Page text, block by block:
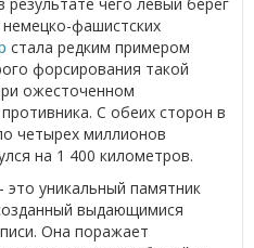
фашистских
стала редким примером
форсирования такой
ожесточенном
С обеих сторон в
четырех миллионов
на 1 400 километров.
это уникальный памятник
выдающимися
Она поражает